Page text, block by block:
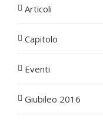
Articoli
Capitolo
Eventi
Giubileo 2016